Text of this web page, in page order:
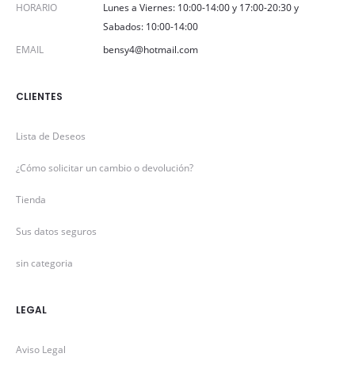
HORARIO
Lunes a Viernes: 10:00-14:00 y 17:00-20:30 y
Sabados: 10:00-14:00
EMAIL
bensy4@hotmail.com
CLIENTES
Lista de Deseos
¿Cómo solicitar un cambio o devolución?
Tienda
Sus datos seguros
sin categoria
LEGAL
Aviso Legal